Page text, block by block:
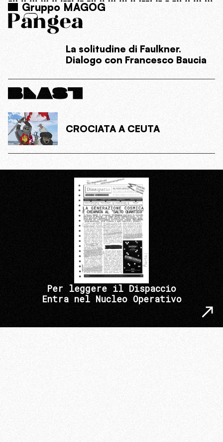
Gruppo MAGOG
La solitudine di Faulkner.
Dialogo con Francesco Baucia
CROCIATA A CEUTA
Per leggere il Dispaccio
Entra nel Nucleo Operativo